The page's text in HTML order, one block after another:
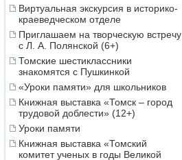
Виртуальная экскурсия в историко-
краеведческом отделе
Приглашаем на творческую встречу
с Л. А. Полянской (6+)
Томские шестиклассники
знакомятся с Пушкинкой
«Уроки памяти» для школьников
Книжная выставка «Томск – город
трудовой доблести» (12+)
Уроки памяти
Книжная выставка «Томский
комитет ученых в годы Великой